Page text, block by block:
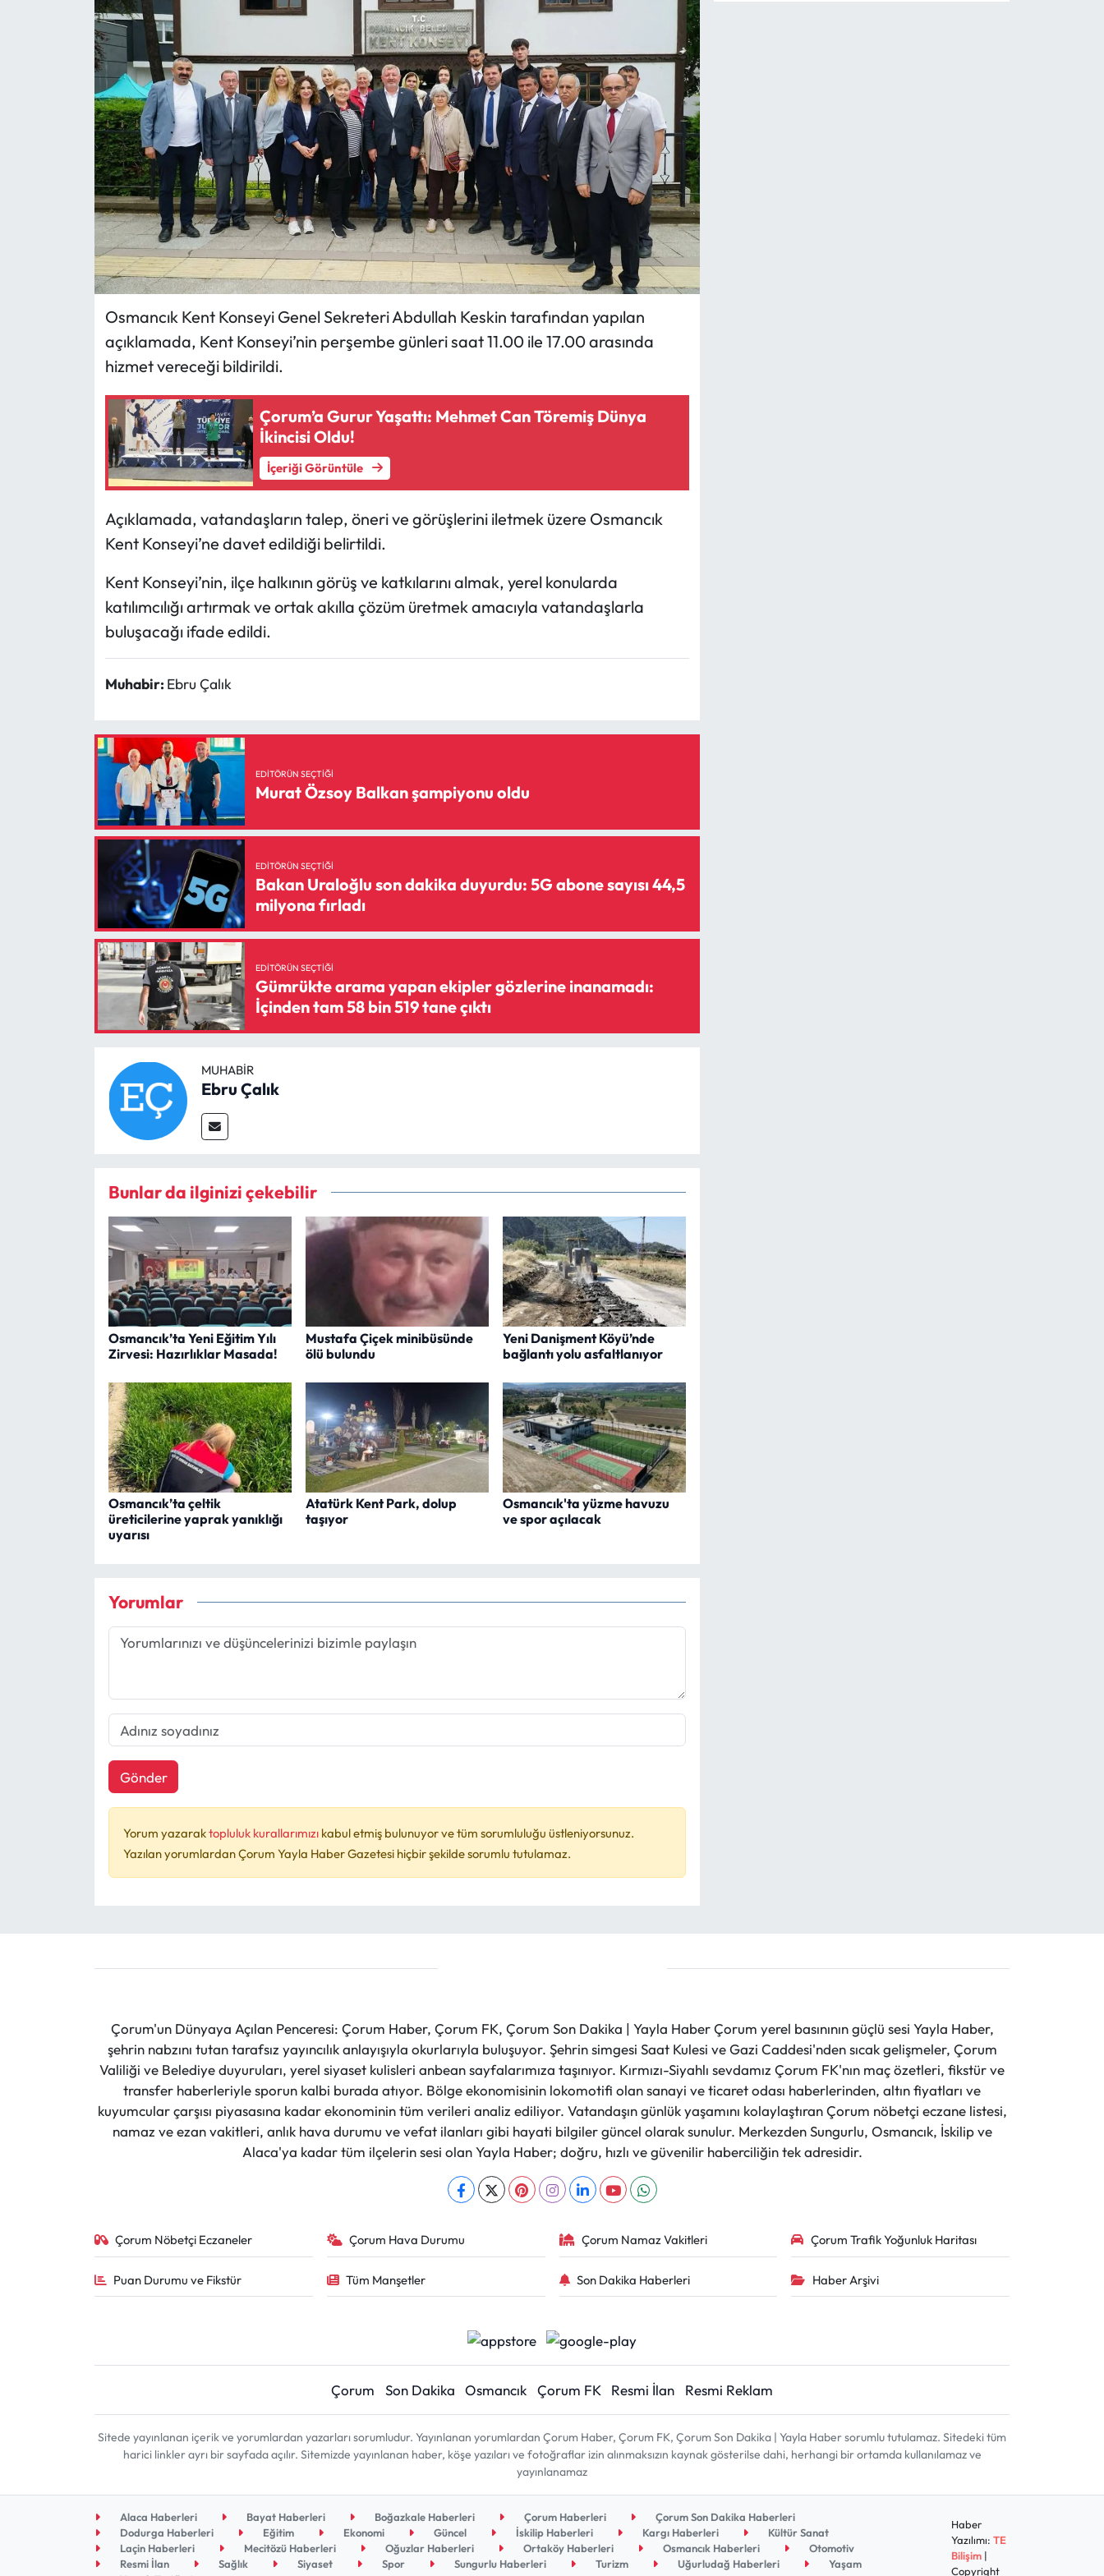
Osmancık Kent Konseyi Genel Sekreteri Abdullah Keskin tarafından yapılan
açıklamada, Kent Konseyi’nin perşembe günleri saat 11.00 ile 17.00 arasında
hizmet vereceği bildirildi.
Çorum’a Gurur Yaşattı: Mehmet Can Töremiş Dünya
İkincisi Oldu!
İçeriği Görüntüle
Açıklamada, vatandaşların talep, öneri ve görüşlerini iletmek üzere Osmancık
Kent Konseyi’ne davet edildiği belirtildi.
Kent Konseyi’nin, ilçe halkının görüş ve katkılarını almak, yerel konularda
katılımcılığı artırmak ve ortak akılla çözüm üretmek amacıyla vatandaşlarla
buluşacağı ifade edildi.
Muhabir: Ebru Çalık
EDITÖRÜN SEÇTIĞI
Murat Özsoy Balkan şampiyonu oldu
EDITÖRÜN SEÇTIĞI
Bakan Uraloğlu son dakika duyurdu: 5G abone sayısı 44,5
milyona fırladı
EDITÖRÜN SEÇTIĞI
Gümrükte arama yapan ekipler gözlerine inanamadı:
İçinden tam 58 bin 519 tane çıktı
MUHABIR
Ebru Çalık
Bunlar da ilginizi çekebilir
Osmancık’ta Yeni Eğitim Yılı
Zirvesi: Hazırlıklar Masada!
Mustafa Çiçek minibüsünde
ölü bulundu
Yeni Danişment Köyü’nde
bağlantı yolu asfaltlanıyor
Osmancık’ta çeltik
üreticilerine yaprak yanıklığı
uyarısı
Atatürk Kent Park, dolup
taşıyor
Osmancık'ta yüzme havuzu
ve spor açılacak
Yorumlar
Gönder
Yorum yazaraktopluluk kurallarımızı kabul etmiş bulunuyor ve tüm sorumluluğu üstleniyorsunuz.
Yazılan yorumlardan Çorum Yayla Haber Gazetesi hiçbir şekilde sorumlu tutulamaz.
Çorum'un Dünyaya Açılan Penceresi: Çorum Haber, Çorum FK, Çorum Son Dakika | Yayla Haber Çorum yerel basınının güçlü sesi Yayla Haber,
şehrin nabzını tutan tarafsız yayıncılık anlayışıyla okurlarıyla buluşuyor. Şehrin simgesi Saat Kulesi ve Gazi Caddesi'nden sıcak gelişmeler, Çorum
Valiliği ve Belediye duyuruları, yerel siyaset kulisleri anbean sayfalarımıza taşınıyor. Kırmızı-Siyahlı sevdamız Çorum FK'nın maç özetleri, fikstür ve
transfer haberleriyle sporun kalbi burada atıyor. Bölge ekonomisinin lokomotifi olan sanayi ve ticaret odası haberlerinden, altın fiyatları ve
kuyumcular çarşısı piyasasına kadar ekonominin tüm verileri analiz ediliyor. Vatandaşın günlük yaşamını kolaylaştıran Çorum nöbetçi eczane listesi,
namaz ve ezan vakitleri, anlık hava durumu ve vefat ilanları gibi hayati bilgiler güncel olarak sunulur. Merkezden Sungurlu, Osmancık, İskilip ve
Alaca'ya kadar tüm ilçelerin sesi olan Yayla Haber; doğru, hızlı ve güvenilir haberciliğin tek adresidir.
Çorum Nöbetçi Eczaneler Çorum Hava Durumu Çorum Namaz Vakitleri Çorum Trafik Yoğunluk Haritası
Puan Durumu ve Fikstür Tüm Manşetler Son Dakika Haberleri Haber Arşivi
Çorum Son Dakika Osmancık Çorum FK Resmi İlan Resmi Reklam
Sitede yayınlanan içerik ve yorumlardan yazarları sorumludur. Yayınlanan yorumlardan Çorum Haber, Çorum FK, Çorum Son Dakika | Yayla Haber sorumlu tutulamaz. Sitedeki tüm
harici linkler ayrı bir sayfada açılır. Sitemizde yayınlanan haber, köşe yazıları ve fotoğraflar izin alınmaksızın kaynak gösterilse dahi, herhangi bir ortamda kullanılamaz ve
yayınlanamaz
Alaca Haberleri Bayat Haberleri Boğazkale Haberleri Çorum Haberleri
Çorum Son Dakika Haberleri
Dodurga Haberleri
Eğitim Ekonomi Güncel İskilip Haberleri Kargı Haberleri
Kültür Sanat
Laçin Haberleri
Mecitözü Haberleri Oğuzlar Haberleri Ortaköy Haberleri Osmancık Haberleri
Otomotiv
Resmi İlan
Sağlık Siyaset Spor Sungurlu Haberleri Turizm Uğurludağ Haberleri
Yaşam
Haber
Yazılımı:TE
Bilişim |
Copyright
Ekonomi
İskilip Haberleri
Kargı Haberleri
Kültür Sanat
Laçin Haberleri
Mecitözü Haberleri
Oğuzlar Haberleri
Ortaköy Haberleri
Osmancık Haberleri
Otomotiv
Resmi İlan
Resmi Reklam
Sungurlu Haberleri
Uğurludağ Haberleri
Yayla Haber
Yemek Tarifleri
Yerel Haberler